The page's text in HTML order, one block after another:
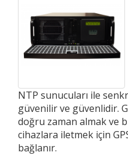
NTP sunucuları ile
güvenilir ve güvenlidir.
doğru zaman almak ve
cihazlara iletmek için
bağlanır.